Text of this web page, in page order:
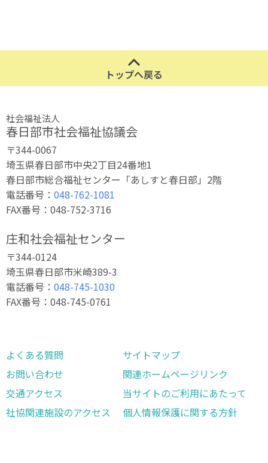
トップへ戻る
社会福祉法人
春日部市社会福祉協議会
〒344-0067
埼玉県春日部市中央2丁目24番地1
春日部市総合福祉センター「あしすと春日部」2階
電話番号： 048-762-1081
FAX番号：048-752-3716
庄和社会福祉センター
〒344-0124
埼玉県春日部市米崎389-3
電話番号： 048-745-1030
FAX番号：048-745-0761
よくある質問
お問い合わせ
交通アクセス
社協関連施設のアクセス
サイトマップ
関連ホームページリンク
当サイトのご利用にあたって
個人情報保護に関する方針